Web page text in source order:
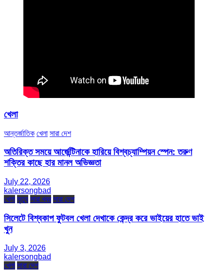
খেলা
আন্তর্জাতিক খেলা সারা দেশ
অতিরিক্ত সময়ে আর্জেন্টিনাকে হারিয়ে বিশ্বচ্যাম্পিয়ন স্পেন: তরুণ
শক্তির কাছে হার মানল অভিজ্ঞতা
July 22, 2026
kalersongbad
খেলা মৃত্যু সারা খবর সারা দেশ
সিলেটে বিশ্বকাপ ফুটবল খেলা দেখাকে কেন্দ্র করে ভাইয়ের হাতে ভাই
খুন
July 3, 2026
kalersongbad
খেলা সারা দেশ